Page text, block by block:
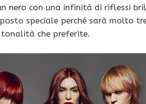
nero con una infinità di riflessi
speciale perché sarà molto
che preferite.